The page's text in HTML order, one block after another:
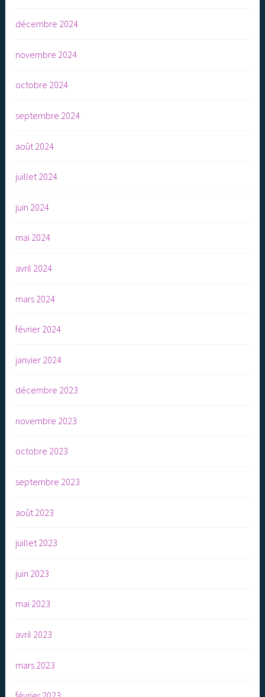
décembre 2024
novembre 2024
octobre 2024
septembre 2024
août 2024
juillet 2024
juin 2024
mai 2024
avril 2024
mars 2024
février 2024
janvier 2024
décembre 2023
novembre 2023
octobre 2023
septembre 2023
août 2023
juillet 2023
juin 2023
mai 2023
avril 2023
mars 2023